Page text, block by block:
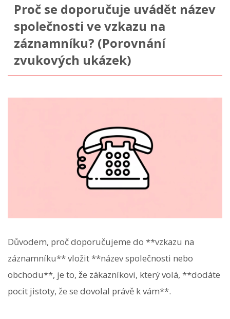
Proč se doporučuje uvádět název
společnosti ve vzkazu na
záznamníku? (Porovnání
zvukových ukázek)
Důvodem, proč doporučujeme do **vzkazu na
záznamníku** vložit **název společnosti nebo
obchodu**, je to, že zákazníkovi, který volá, **dodáte
pocit jistoty, že se dovolal právě k vám**.